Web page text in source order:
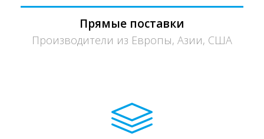
Прямые поставки
Производители из Европы, Азии, США